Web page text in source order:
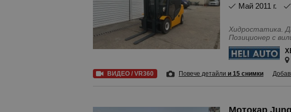
май 2011 г.
Хидростатика.
Позиционер с
осветление,
Особености -
ВИДЕО / VR360 Повече детайли и 15 снимки